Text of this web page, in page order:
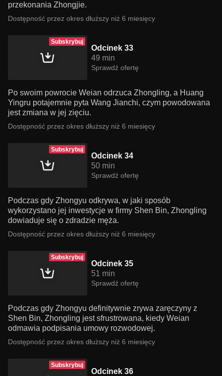
przekonania Zhongjie.
Dostępność przez okres dłuższy niż 6 miesięcy
Subskrybuj
Odcinek 33
49 min
Sprawdź ofertę
Po swoim powrocie Weian odrzuca Zhongling, a Huang
Yingru potajemnie pyta Wang Jianchi, czym powodowana
jest zmiana w jej zięciu.
Dostępność przez okres dłuższy niż 6 miesięcy
Subskrybuj
Odcinek 34
50 min
Sprawdź ofertę
Podczas gdy Zhongyu odkrywa, w jaki sposób
wykorzystano jej inwestycje w firmy Shen Bin, Zhongling
dowiaduje się o zdradzie męża.
Dostępność przez okres dłuższy niż 6 miesięcy
Subskrybuj
Odcinek 35
51 min
Sprawdź ofertę
Podczas gdy Zhongyu definitywnie zrywa zaręczyny z
Shen Bin, Zhongling jest sfrustrowana, kiedy Weian
odmawia podpisania umowy rozwodowej.
Dostępność przez okres dłuższy niż 6 miesięcy
Subskrybuj
Odcinek 36